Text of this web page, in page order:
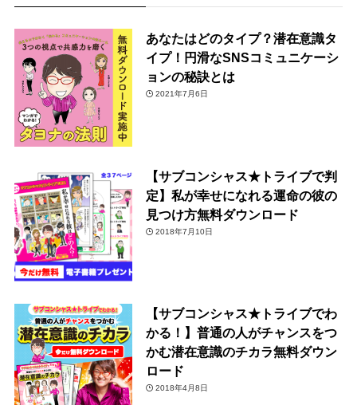
あなたはどのタイプ？潜在意識タ
イプ！円滑なSNSコミュニケーシ
ョンの秘訣とは
2021年7月6日
【サブコンシャス★トライブで判
定】私が幸せになれる運命の彼の
見つけ方無料ダウンロード
2018年7月10日
【サブコンシャス★トライブでわ
かる！】普通の人がチャンスをつ
かむ潜在意識のチカラ無料ダウン
ロード
2018年4月8日